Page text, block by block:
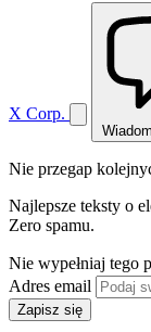
X Corp.
Nie przegap
Najlepsze teksty o
Zero spamu.
Nie wypełniaj tego
Adres email
Zapisz się